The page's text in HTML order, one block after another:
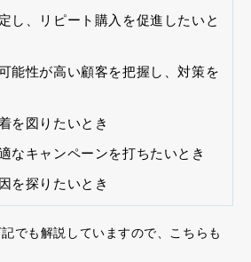
し、リピート購入を促進したいと
能性が高い顧客を把握し、対策を
を図りたいとき
なキャンペーンを打ちたいとき
を探りたいとき
でも解説していますので、こちらも